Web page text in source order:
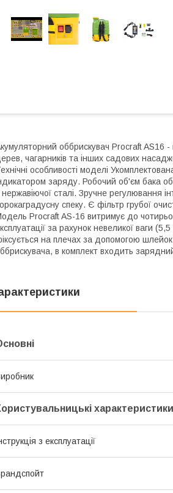
оббрискувач Procraft AS16
чагарників та інших садових
особливості моделі
заряду. Робочий об'єм бака
нержавіючої сталі. Зручне регулювання
спеку. Є фільтр грубої
Procraft AS-16 витримує до
за рахунок невеликої ваги
на плечах за допомогою
в комплект входить
характеристики
з експлуатації